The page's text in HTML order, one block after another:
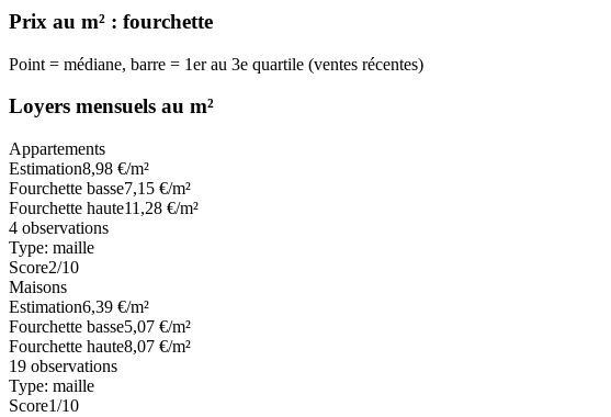
Prix au m² : fourchette
Point = médiane, barre = 1er au 3e quartile (ventes récentes)
Loyers mensuels au m²
Appartements
Estimation8,98 €/m²
Fourchette basse7,15 €/m²
Fourchette haute11,28 €/m²
4 observations
Type: maille
Score2/10
Maisons
Estimation6,39 €/m²
Fourchette basse5,07 €/m²
Fourchette haute8,07 €/m²
19 observations
Type: maille
Score1/10